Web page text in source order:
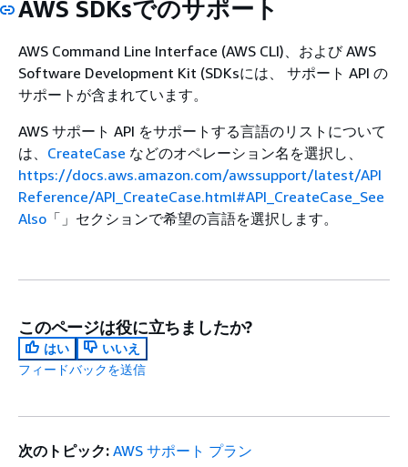
AWS SDKsでのサポート
AWS Command Line Interface (AWS CLI)、および AWS
Software Development Kit (SDKsには、 サポート API の
サポートが含まれています。
AWS サポート API をサポートする言語のリストについて
は、 CreateCase などのオペレーション名を選択し、
https://docs.aws.amazon.com/awssupport/latest/API
Reference/API_CreateCase.html#API_CreateCase_See
Also 「」セクションで希望の言語を選択します。
このページは役に立ちましたか?
はい
いいえ
フィードバックを送信
次のトピック: AWS サポート プラン